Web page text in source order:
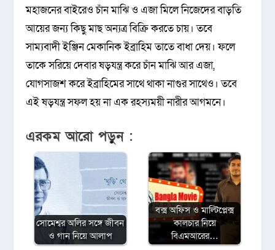
মহাজনের বাইরেও চাঁন মাঝি ও এজা মিলে নিজেদের বাড়তি
আয়ের জন্য কিছু মাছ অন্যত্র বিক্রি করতে চায়। তবে
সাম্যবাদী ইঞ্জিন মেকানিক ইব্রাহিম তাতে বাধা দেয়। ফলে
তাকে সরিয়ে দেবার ষড়যন্ত্র করে চাঁন মাঝি আর এজা,
যোগসাজশ করে ইব্রাহিমের সাথে থাকা নাগুর সাথেও। তবে
এই ষড়যন্ত্র সফল হয় না এক রহস্যময়ী নারীর আগমনে।
এরকম আরো পড়ুন :
সোমেশ্বর অলির সঙ্গে জীবন
ও গান নিয়ে আলাপ
বক্স অফিস ও মাল্টিপ্লেক্স
কালচার নিয়ে
বিএমআরের…